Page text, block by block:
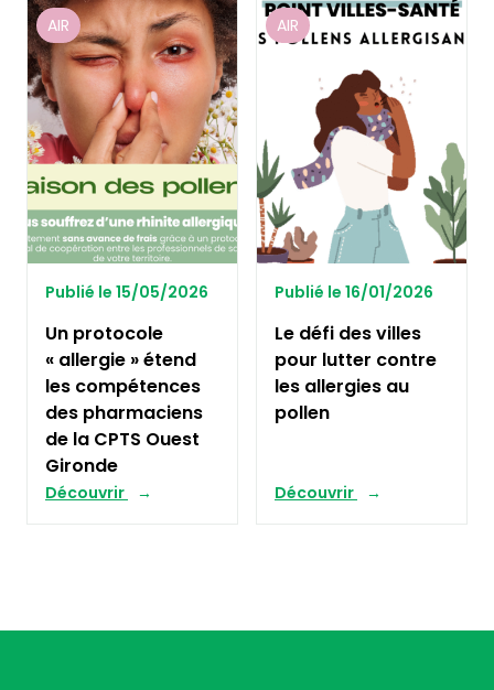
AIR
Publié le 15/05/2026
Un protocole
« allergie » étend
les compétences
des pharmaciens
de la CPTS Ouest
Gironde
Découvrir
AIR
Publié le 16/01/2026
Le défi des villes
pour lutter contre
les allergies au
pollen
Découvrir